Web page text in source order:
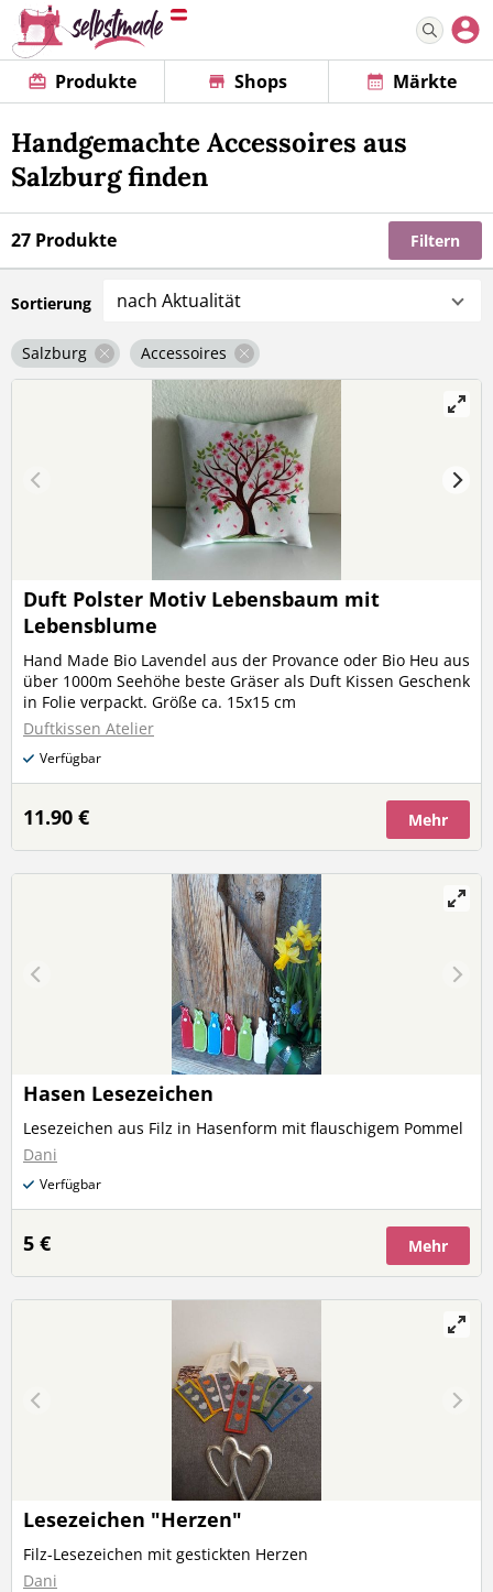
Produkte Shops Märkte
Handgemachte Accessoires aus
Salzburg finden
27 Produkte Filtern
Sortierung nach Aktualität
Salzburg Accessoires
Duft Polster Motiv Lebensbaum mit
Lebensblume
Hand Made Bio Lavendel aus der Provance oder Bio Heu aus
über 1000m Seehöhe beste Gräser als Duft Kissen Geschenk
in Folie verpackt. Größe ca. 15x15 cm
Duftkissen Atelier
Verfügbar
11.90 € Mehr
Hasen Lesezeichen
Lesezeichen aus Filz in Hasenform mit flauschigem Pommel
Dani
Verfügbar
5 € Mehr
Lesezeichen "Herzen"
Filz-Lesezeichen mit gestickten Herzen
Dani